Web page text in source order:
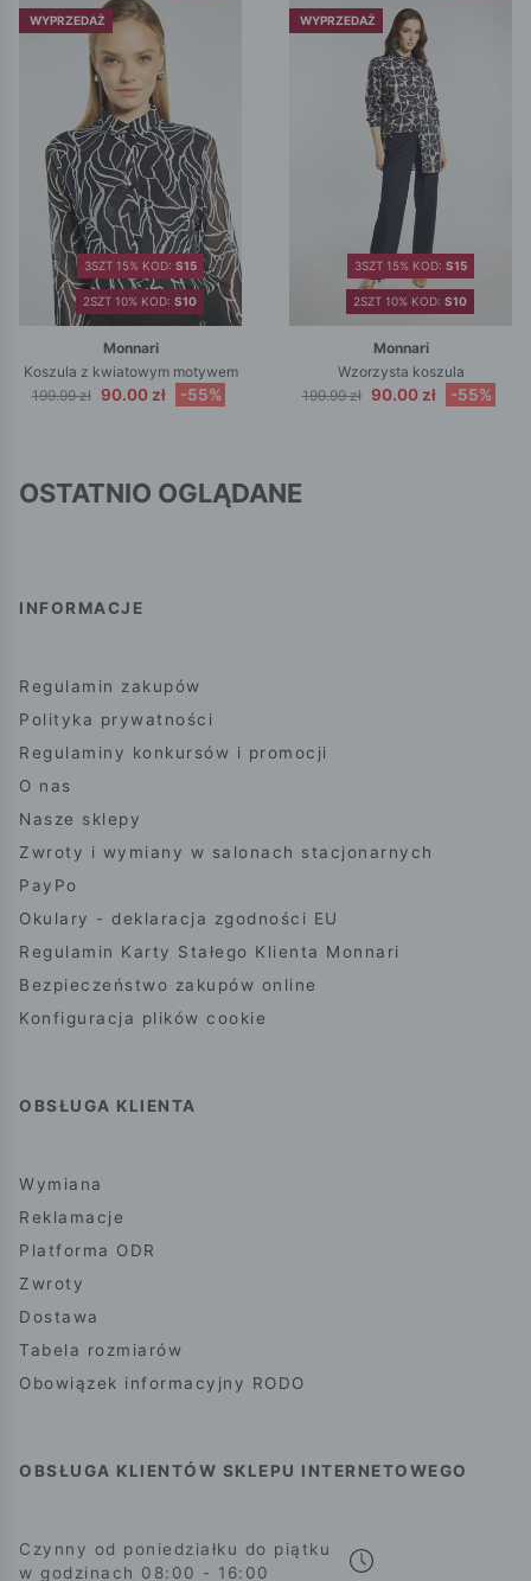
WYPRZEDAŻ
2SZT 10% KOD: S10
3SZT 15% KOD: S15
Monnari
Koszula z kwiatowym motywem
199.99 zł 90.00 zł -55%
WYPRZEDAŻ
2SZT 10% KOD: S10
3SZT 15% KOD: S15
Monnari
Wzorzysta koszula
199.99 zł 90.00 zł -55%
OSTATNIO OGLĄDANE
INFORMACJE
Regulamin zakupów
Polityka prywatności
Regulaminy konkursów i promocji
O nas
Nasze sklepy
Zwroty i wymiany w salonach stacjonarnych
PayPo
Okulary - deklaracja zgodności EU
Regulamin Karty Stałego Klienta Monnari
Bezpieczeństwo zakupów online
Konfiguracja plików cookie
OBSŁUGA KLIENTA
Wymiana
Reklamacje
Platforma ODR
Zwroty
Dostawa
Tabela rozmiarów
Obowiązek informacyjny RODO
OBSŁUGA KLIENTÓW SKLEPU INTERNETOWEGO
Czynny od poniedziałku do piątku
w godzinach 08:00 - 16:00